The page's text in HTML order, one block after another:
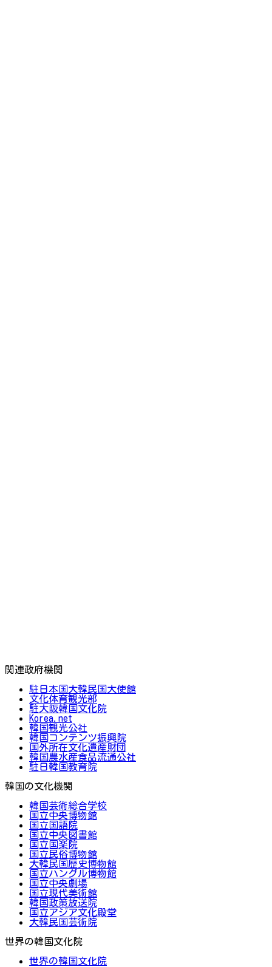
関連政府機関
駐日本国大韓民国大使館
文化体育観光部
駐大阪韓国文化院
Korea.net
韓国観光公社
韓国コンテンツ振興院
国外所在文化遺産財団
韓国農水産食品流通公社
駐日韓国教育院
韓国の文化機関
韓国芸術総合学校
国立中央博物館
国立国語院
国立中央図書館
国立国楽院
国立民俗博物館
大韓民国歴史博物館
国立ハングル博物館
国立中央劇場
国立現代美術館
韓国政策放送院
国立アジア文化殿堂
大韓民国芸術院
世界の韓国文化院
世界の韓国文化院